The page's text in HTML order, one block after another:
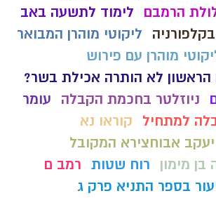
הרמבם
לימוד לתשעה באב
ליקוטי מוהרן המבואר
מוהרן עם פירוש
לא הותרה אכילת בשר?
ניוזלטר בחכמת הקבלה
עומר
למתחיל
קוראו נא
יעקב אבוחצירא המקובל
מימון
רוח שטות רמב ם
בספר התניא פרק ג